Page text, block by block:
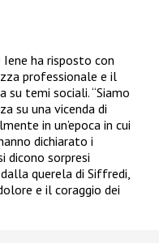
ha risposto con
professionale e il
su temi sociali. “Siamo
su una vicenda di
in un’epoca in cui
dichiarato i
dicono sorpresi
querela di Siffredi,
e il coraggio dei